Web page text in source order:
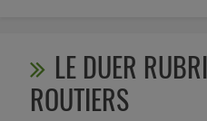
LE DUER
ROUTIERS